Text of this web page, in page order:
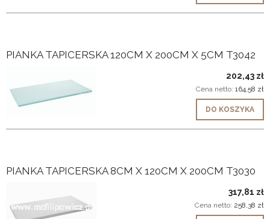
PIANKA TAPICERSKA 120CM X 200CM X 5CM T3042
202,43 zł
Cena netto: 164,58 zł
DO KOSZYKA
PIANKA TAPICERSKA 8CM X 120CM X 200CM T3030
317,81 zł
Cena netto: 258,38 zł